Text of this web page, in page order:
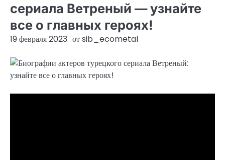
сериала Ветреный — узнайте
все о главных героях!
19 февраля 2023 отsib_ecometal